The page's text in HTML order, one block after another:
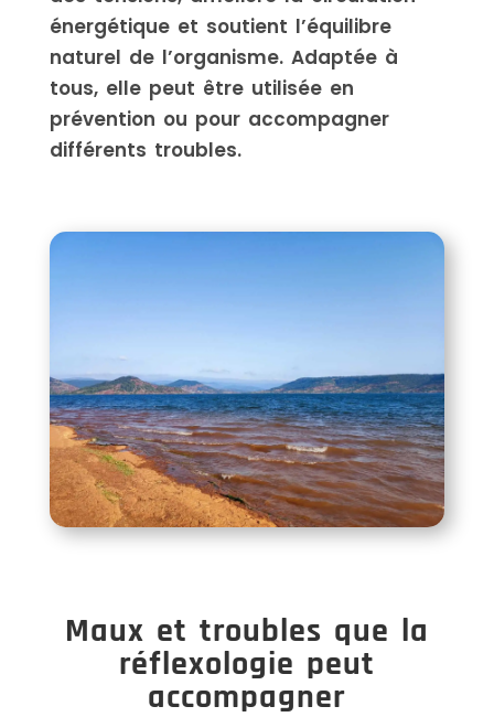
énergétique et soutient l’équilibre
naturel de l’organisme. Adaptée à
tous, elle peut être utilisée en
prévention ou pour accompagner
différents troubles.
Maux et troubles que la
réflexologie peut
accompagner